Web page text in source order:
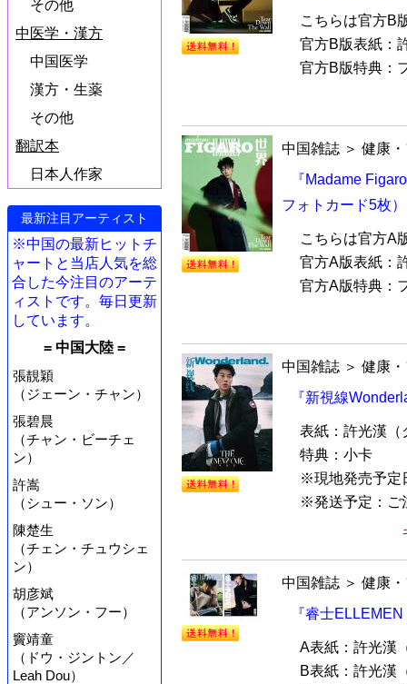
その他
中医学・漢方
中国医学
漢方・生薬
その他
翻訳本
日本人作家
最新注目アーティスト
※中国の最新ヒットチ
ャートと当店人気を総
合した今注目のアーテ
ィストです。毎日更新
しています。
= 中国大陸 =
張靚穎
（ジェーン・チャン）
張碧晨
（チャン・ビーチェ
ン）
許嵩
（シュー・ソン）
陳楚生
（チェン・チュウシェ
ン）
胡彦斌
（アンソン・フー）
竇靖童
（ドウ・ジントン／
Leah Dou）
こちらは官方B
官方B版表紙：
官方B版特典：
中国雑誌 ＞ 健康
『Madame
フォトカード5枚
こちらは官方A
官方A版表紙：
官方A版特典：
中国雑誌 ＞ 健康
『新視線
表紙：許光漢（
特典：小卡
※現地発売予定
※発送予定：ご
中国雑誌 ＞ 健康
『睿士
A表紙：許光漢
B表紙：許光漢